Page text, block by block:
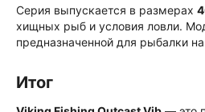
Серия выпускается в размерах
хищных рыб и условия ловли.
предназначенной для рыбалки
Итог